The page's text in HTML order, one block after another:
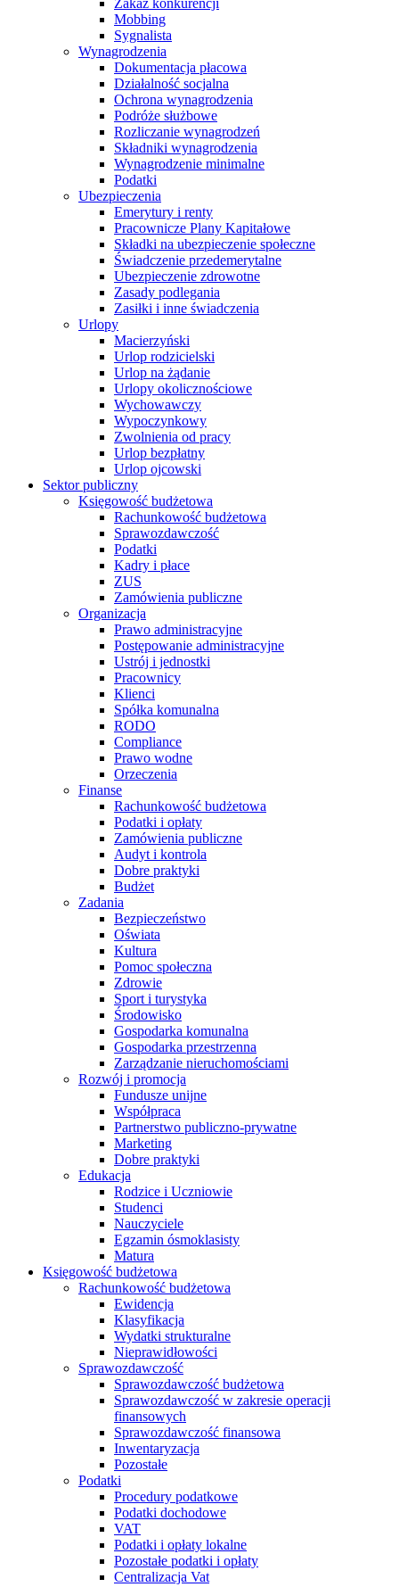
Zakaz konkurencji
Mobbing
Sygnalista
Wynagrodzenia
Dokumentacja płacowa
Działalność socjalna
Ochrona wynagrodzenia
Podróże służbowe
Rozliczanie wynagrodzeń
Składniki wynagrodzenia
Wynagrodzenie minimalne
Podatki
Ubezpieczenia
Emerytury i renty
Pracownicze Plany Kapitałowe
Składki na ubezpieczenie społeczne
Świadczenie przedemerytalne
Ubezpieczenie zdrowotne
Zasady podlegania
Zasiłki i inne świadczenia
Urlopy
Macierzyński
Urlop rodzicielski
Urlop na żądanie
Urlopy okolicznościowe
Wychowawczy
Wypoczynkowy
Zwolnienia od pracy
Urlop bezpłatny
Urlop ojcowski
Sektor publiczny
Księgowość budżetowa
Rachunkowość budżetowa
Sprawozdawczość
Podatki
Kadry i płace
ZUS
Zamówienia publiczne
Organizacja
Prawo administracyjne
Postępowanie administracyjne
Ustrój i jednostki
Pracownicy
Klienci
Spółka komunalna
RODO
Compliance
Prawo wodne
Orzeczenia
Finanse
Rachunkowość budżetowa
Podatki i opłaty
Zamówienia publiczne
Audyt i kontrola
Dobre praktyki
Budżet
Zadania
Bezpieczeństwo
Oświata
Kultura
Pomoc społeczna
Zdrowie
Sport i turystyka
Środowisko
Gospodarka komunalna
Gospodarka przestrzenna
Zarządzanie nieruchomościami
Rozwój i promocja
Fundusze unijne
Współpraca
Partnerstwo publiczno-prywatne
Marketing
Dobre praktyki
Edukacja
Rodzice i Uczniowie
Studenci
Nauczyciele
Egzamin ósmoklasisty
Matura
Księgowość budżetowa
Rachunkowość budżetowa
Ewidencja
Klasyfikacja
Wydatki strukturalne
Nieprawidłowości
Sprawozdawczość
Sprawozdawczość budżetowa
Sprawozdawczość w zakresie operacji
finansowych
Sprawozdawczość finansowa
Inwentaryzacja
Pozostałe
Podatki
Procedury podatkowe
Podatki dochodowe
VAT
Podatki i opłaty lokalne
Pozostałe podatki i opłaty
Centralizacja Vat